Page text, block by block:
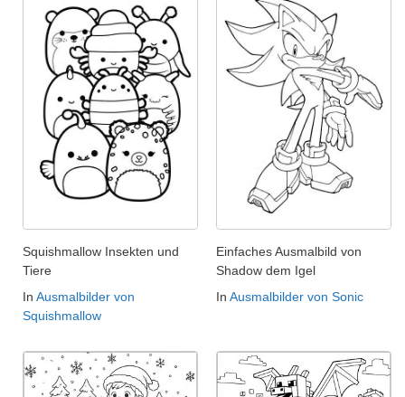
Squishmallow Insekten und
Tiere
In Ausmalbilder von
Squishmallow
Einfaches Ausmalbild von
Shadow dem Igel
In Ausmalbilder von Sonic